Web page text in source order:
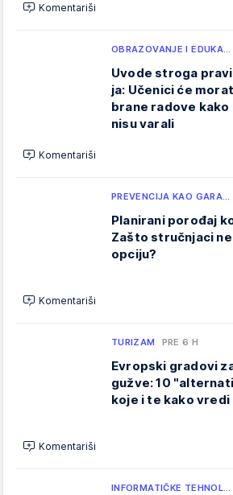
Komentariši
OBRAZOVANJE I EDUKA…
Uvode stroga
ja: Učenici će
brane radove kako
nisu varali
Komentariši
PREVENCIJA KAO GARA…
Planirani porođaj
Zašto stručnjaci
opciju?
Komentariši
TURIZAM PRE 6 H
Evropski gradovi
gužve: 10
koje i te kako
Komentariši
INFORMATIČKE TEHNOL…